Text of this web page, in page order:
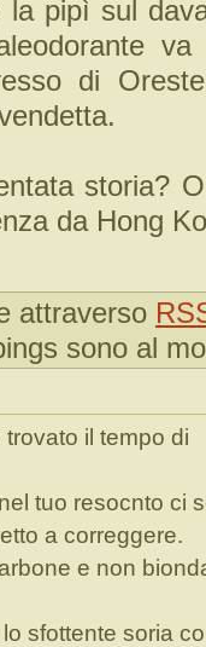
pipì sul
di
storia?
da Hong
attraverso
sono al
il tempo di
tuo resocnto ci
a correggere.
e non
sfottente soria